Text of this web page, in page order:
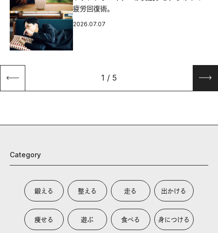
疲労回復術。
2026.07.07
1 / 5
Category
鍛える 整える 走る 出かける
痩せる 遊ぶ 食べる 身につける